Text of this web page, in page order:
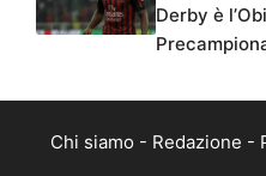
Derby è
Chi siamo - Redazione -